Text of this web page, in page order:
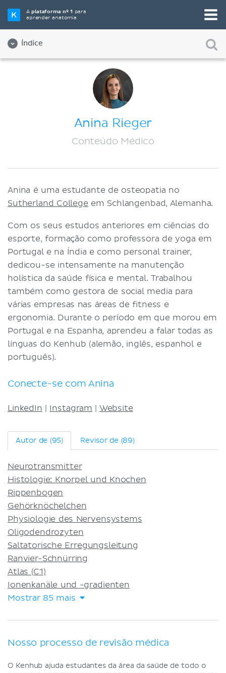
Aplataforma nº 1 para
aprender anatomia
Índice
Vagas de empregos
Contato
Política de Privacidade
Anina Rieger
Conteúdo Médico
Anina é uma estudante de osteopatia no
Sutherland College em Schlangenbad, Alemanha.
Com os seus estudos anteriores em ciências do
esporte, formação como professora de yoga em
Portugal e na Índia e como personal trainer,
dedicou-se intensamente na manutenção
holística da saúde física e mental. Trabalhou
também como gestora de social media para
várias empresas nas áreas de fitness e
ergonomia. Durante o período em que morou em
Portugal e na Espanha, aprendeu a falar todas as
línguas do Kenhub (alemão, inglês, espanhol e
português).
Conecte-se com Anina
LinkedIn Instagram Website
Autor de (95) Revisor de (89)
Neurotransmitter
Histologie: Knorpel und Knochen
Rippenbogen
Gehörknöchelchen
Physiologie des Nervensystems
Oligodendrozyten
Saltatorische Erregungsleitung
Ranvier-Schnürring
Atlas (C1)
Ionenkanäle und -gradienten
Mostrar 85 mais
Nosso processo de revisão médica
O Kenhub ajuda estudantes da área da saúde de todo o